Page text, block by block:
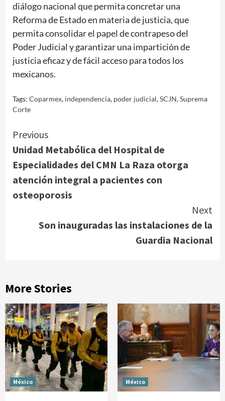
diálogo nacional que permita concretar una
Reforma de Estado en materia de justicia, que
permita consolidar el papel de contrapeso del
Poder Judicial y garantizar una impartición de
justicia eficaz y de fácil acceso para todos los
mexicanos.
Tags: Coparmex, independencia, poder judicial,SCJN,Suprema
Corte
Continue
Reading
Previous
Unidad Metabólica del Hospital de
Especialidades del CMN La Raza otorga
atención integral a pacientes con
osteoporosis
Next
Son inauguradas las instalaciones de la
Guardia Nacional
More Stories
México México